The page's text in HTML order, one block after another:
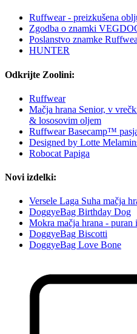
Ruffwear - preizkušena
Zgodba o znamki
Poslanstvo znamke
HUNTER
Odkrijte Zoolini:
Ruffwear
Mačja hrana Senior, v
& lososovim oljem
Ruffwear Basecamp™
Designed by Lotte
Robocat Papiga
Novi izdelki:
Versele Laga Suha mačja
DoggyeBag Birthday Dog
Mokra mačja hrana - puran
DoggyeBag Biscotti
DoggyeBag Love Bone